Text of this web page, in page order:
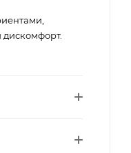
дискомфорт.